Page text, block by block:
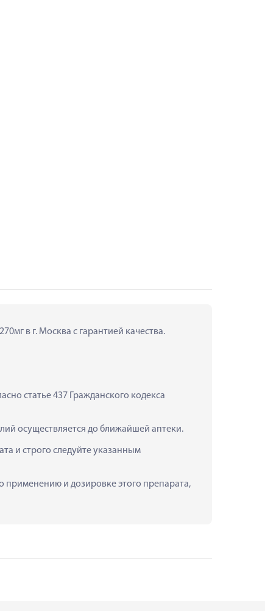
в г. Москва с гарантией качества.
статье 437 Гражданского кодекса
осуществляется до ближайшей аптеки.
и строго следуйте указанным
применению и дозировке этого препарата,